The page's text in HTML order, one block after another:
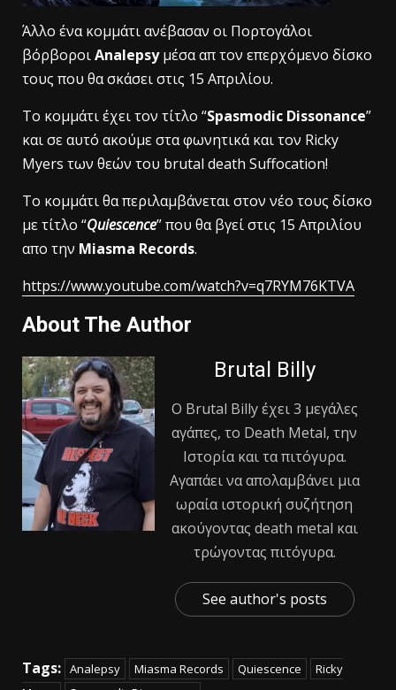
Άλλο ένα κομμάτι ανέβασαν οι Πορτογάλοι
βόρβοροιAnalepsyμέσα απ τον επερχόμενο δίσκο
τους που θα σκάσει στις 15 Απριλίου.
Το κομμάτι έχει τον τίτλο “Spasmodic Dissonance”
και σε αυτό ακούμε στα φωνητικά και τον Ricky
Myers των θεών του brutal death Suffocation!
To κομμάτι θα περιλαμβάνεται στον νέο τους δίσκο
με τίτλο “Quiescence” που θα βγεί στις 15 Απριλίου
απο την Miasma Records.
https://www.youtube.com/watch?v=q7RYM76KTVA
About The Author
Brutal Billy
Ο Βrutal Βilly έχει 3 μεγάλες
αγάπες, το Death Metal, την
Ιστορία και τα πιτόγυρα.
Αγαπάει να απολαμβάνει μια
ωραία ιστορική συζήτηση
ακούγοντας death metal και
τρώγοντας πιτόγυρα.
See author's posts
Tags: Analepsy Miasma Records Quiescence
Ricky